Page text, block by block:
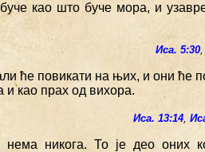
као што буче мора, и
Иса. 5:30
ће повикати на њих, и они ће
као прах од вихора.
Иса. 13:14,
никога. То је део оних